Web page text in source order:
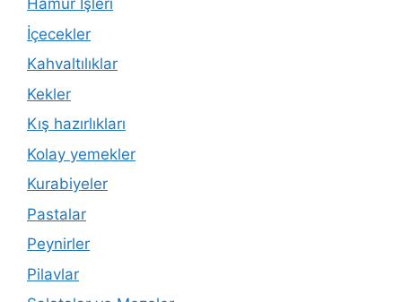
Hamur İşleri
İçecekler
Kahvaltılıklar
Kekler
Kış hazırlıkları
Kolay yemekler
Kurabiyeler
Pastalar
Peynirler
Pilavlar